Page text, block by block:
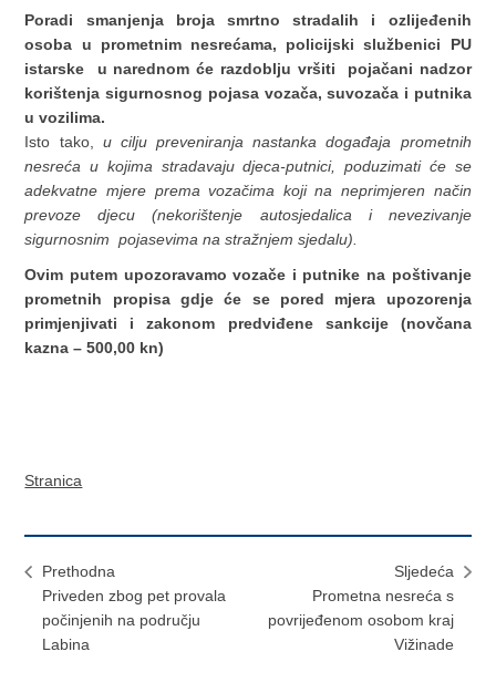
Poradi smanjenja broja smrtno stradalih i ozlijeđenih
osoba u prometnim nesrećama, policijski službenici PU
istarske u narednom će razdoblju vršiti pojačani nadzor
korištenja sigurnosnog pojasa vozača, suvozača i putnika
u vozilima.
Isto tako, u cilju preveniranja nastanka događaja prometnih
nesreća u kojima stradavaju djeca-putnici, poduzimati će se
adekvatne mjere prema vozačima koji na neprimjeren način
prevoze djecu (nekorištenje autosjedalica i nevezivanje
sigurnosnim pojasevima na stražnjem sjedalu).
Ovim putem upozoravamo vozače i putnike na poštivanje
prometnih propisa gdje će se pored mjera upozorenja
primjenjivati i zakonom predviđene sankcije (novčana
kazna – 500,00 kn)
Stranica
Prethodna
Priveden zbog pet provala
počinjenih na području
Labina
Sljedeća
Prometna nesreća s
povrijeđenom osobom kraj
Vižinade